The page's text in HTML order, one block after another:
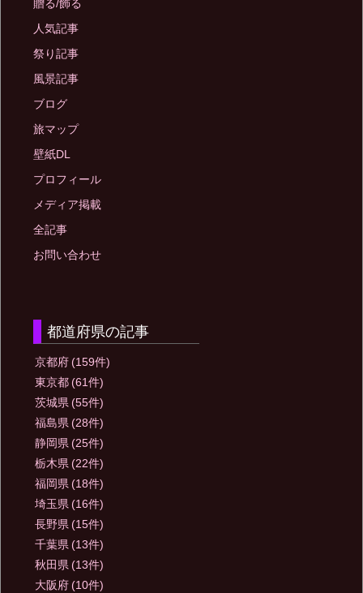
贈る/飾る
人気記事
祭り記事
風景記事
ブログ
旅マップ
壁紙DL
プロフィール
メディア掲載
全記事
お問い合わせ
都道府県の記事
京都府 (159件)
東京都 (61件)
茨城県 (55件)
福島県 (28件)
静岡県 (25件)
栃木県 (22件)
福岡県 (18件)
埼玉県 (16件)
長野県 (15件)
千葉県 (13件)
秋田県 (13件)
大阪府 (10件)